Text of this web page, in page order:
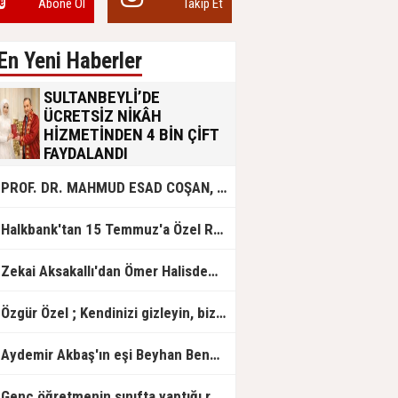
Abone Ol Takip Et
Yeni Haberler
SULTANBEYLİ’DE
ÜCRETSİZ NİKÂH
HİZMETİNDEN 4 BİN ÇİFT
FAYDALANDI
olan gençlere destek amacıyla
başlattığı ücretsiz nikâh hizmetini
başlattıklarını belirten Sultanbeyli
ücretsiz hizmet vermenin
DR. MAHMUD ESAD COŞAN, DOĞUMUNUN HİCRÎ 91. YILINDA ELAZIĞ'DA YÂD EDİLECEK
15 Temmuz'a Özel Reklam Filmi: "İrade Bizim, Zafer Bizim"
Aksakallı'dan Ömer Halisdemir'e 'vefa' ziyareti!
Özel ; Kendinizi gizleyin, bizden işaret bekleyin
Akbaş'ın eşi Beyhan Benek Akbaş hayatını kaybetti